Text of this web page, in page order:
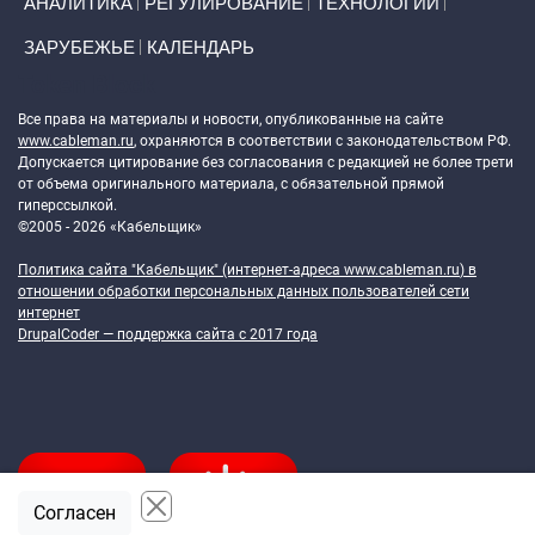
ЗАРУБЕЖЬЕ КАЛЕНДАРЬ
Все права на материалы и новости, опубликованные на сайте
www.cableman.ru, охраняются в соответствии с законодательством РФ.
Допускается цитирование без согласования с редакцией не более трети
от объема оригинального материала, с обязательной прямой
гиперссылкой.
©2005 - 2026 «Кабельщик»
Политика сайта "Кабельщик" (интернет-адреса www.cableman.ru) в
отношении обработки персональных данных пользователей сети
интернет
DrupalCoder — поддержка сайта c 2017 года
Согласен